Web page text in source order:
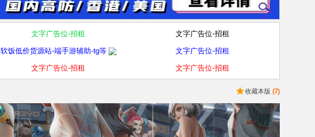
文字广告位-招租 文字广告位-招租
软饭低价货源站-端手游辅助-tg等 文字广告位-招租
文字广告位-招租 文字广告位-招租
收藏本版 (7)